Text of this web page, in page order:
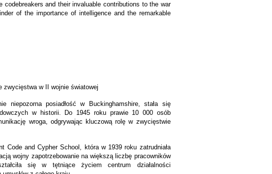
and their invaluable contributions to the war
of the importance of intelligence and the remarkable
zwycięstwa w II wojnie światowej
niepozorna posiadłość w Buckinghamshire, stała się
w historii. Do 1945 roku prawie 10 000 osób
wroga, odgrywając kluczową rolę w zwycięstwie
Code and Cypher School, która w 1939 roku zatrudniała
wojny zapotrzebowanie na większą liczbę pracowników
się w tętniące życiem centrum działalności